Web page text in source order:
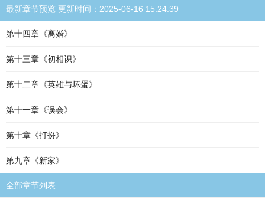
最新章节预览 更新时间：2025-06-16 15:24:39
第十四章《离婚》
第十三章《初相识》
第十二章《英雄与坏蛋》
第十一章《误会》
第十章《打扮》
第九章《新家》
全部章节列表